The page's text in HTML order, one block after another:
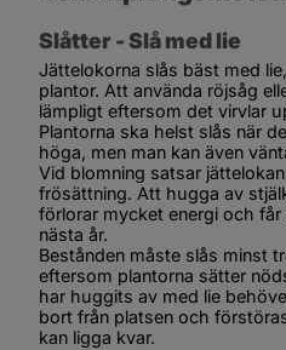
Slåtter - Slå med lie
Jättelokorna slås bäst med
plantor. Att använda röjsåg
lämpligt eftersom det virvlar
Plantorna ska helst slås när
höga, men man kan även
Vid blomning satsar
frösättning. Att hugga av
förlorar mycket energi och
nästa år.
Bestånden måste slås minst
eftersom plantorna sätter
har huggits av med lie
bort från platsen och
kan ligga kvar.